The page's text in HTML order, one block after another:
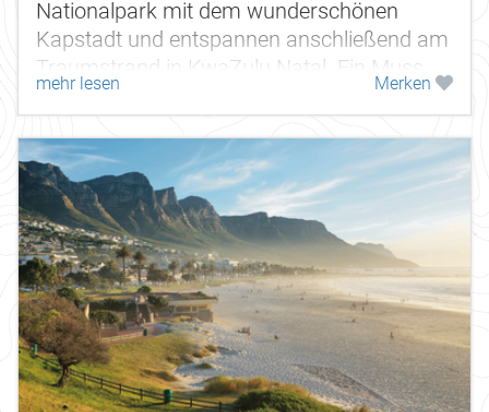
Nationalpark mit dem wunderschönen
Kapstadt und entspannen anschließend am
Traumstrand in KwaZulu Natal. Ein Muss
für Naturliebhaber! Hier erleben Sie
unverfälschte...
mehr lesen Merken